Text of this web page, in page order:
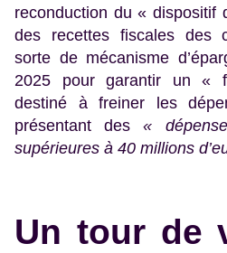
reconduction du « dispositif
des recettes fiscales des
sorte de mécanisme
2025 pour garantir un «
destiné à freiner les
présentant des
«
supérieures à 40 millions
Un tour de